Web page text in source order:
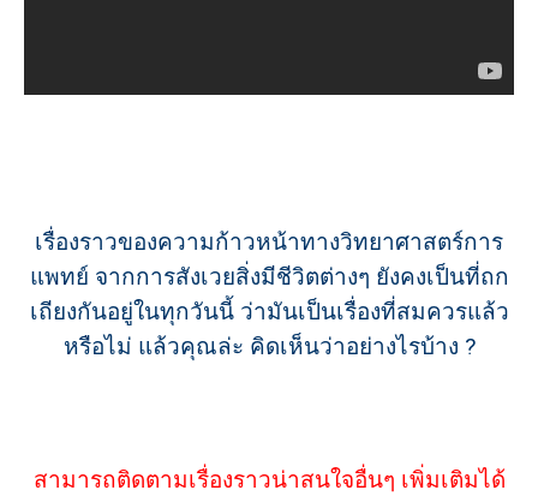
เรื่องราวของความก้าวหน้าทางวิทยาศาสตร์การ
แพทย์ จากการสังเวยสิ่งมีชีวิตต่างๆ ยังคงเป็นที่ถก
เถียงกันอยู่ในทุกวันนี้ ว่ามันเป็นเรื่องที่สมควรแล้ว
หรือไม่ แล้วคุณล่ะ คิดเห็นว่าอย่างไรบ้าง ?
สามารถติดตามเรื่องราวน่าสนใจอื่นๆ เพิ่มเติมได้